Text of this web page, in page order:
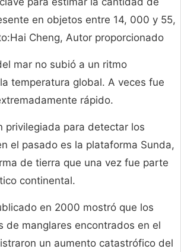
en objetos entre 14, 000 y 55,
Cheng, Autor proporcionado
mar no subió a un ritmo
temperatura global. A veces fue
rápido.
privilegiada para detectar los
el pasado es la plataforma Sunda,
de tierra que una vez fue parte
continental.
en 2000 mostró que los
de manglares encontrados en el
un aumento catastrófico del